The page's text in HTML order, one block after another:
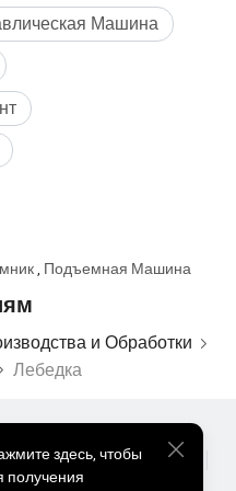
Машина
, Подъемная Машина
и Обработки
Лебедка
здесь, чтобы
получения
покупатель
ПК Сайт